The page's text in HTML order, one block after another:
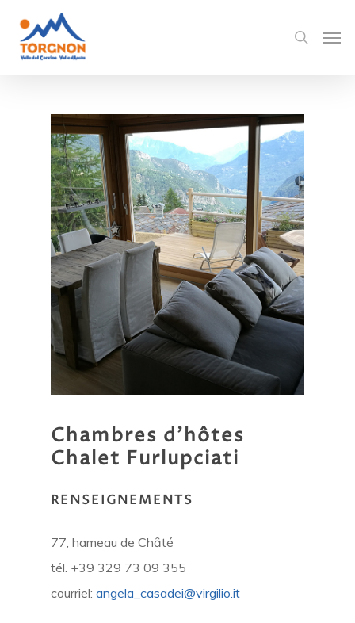
Chambres d'hôtes
Chalet Furlupciati
RENSEIGNEMENTS
77, hameau de Chȃté
tél. +39 329 73 09 355
courriel:angela_casadei@virgilio.it